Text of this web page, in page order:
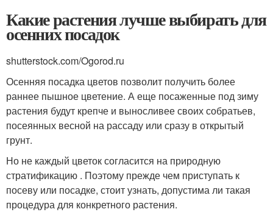
Какие растения лучше выбирать для
осенних посадок
shutterstock.com/Ogorod.ru
Осенняя посадка цветов позволит получить более
раннее пышное цветение. А еще посаженные под зиму
растения будут крепче и выносливее своих собратьев,
посеянных весной на рассаду или сразу в открытый
грунт.
Но не каждый цветок согласится на природную
стратификацию . Поэтому прежде чем приступать к
посеву или посадке, стоит узнать, допустима ли такая
процедура для конкретного растения.